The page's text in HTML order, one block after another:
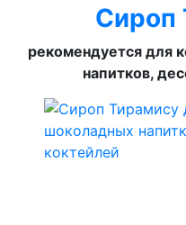
Сироп
рекомендуется для
напитков,